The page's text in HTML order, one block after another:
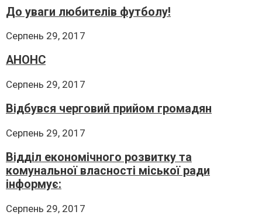
До уваги любителів футболу!
Серпень 29, 2017
АНОНС
Серпень 29, 2017
Відбувся черговий прийом громадян
Серпень 29, 2017
Відділ економічного розвитку та
комунальної власності міської ради
інформує:
Серпень 29, 2017